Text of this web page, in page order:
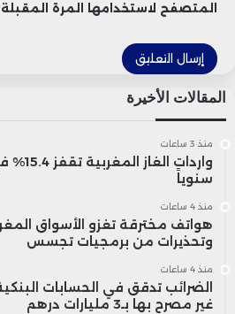
المتصفح لاستخدامها المرة
المقالات الأخيرة
منذ 3 ساعات
واردات
سنوياً
منذ 4 ساعات
هواتف مخترقة تغزو الأسواق
وتحذيرات من برمجيات تجسس
منذ 4 ساعات
الضرائب تدقق في الحسابات
غير مصرح بها بـ3 مليارات درهم